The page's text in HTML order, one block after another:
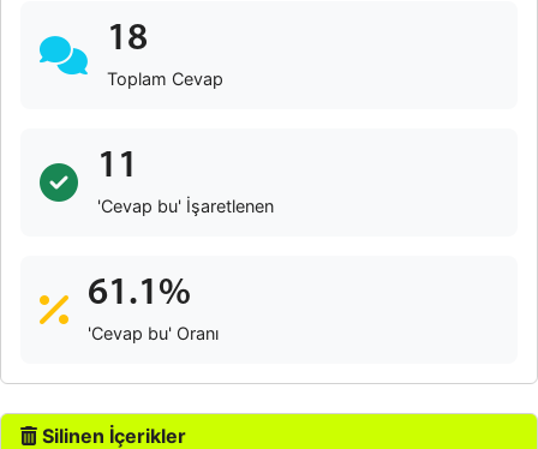
18
Toplam Cevap
11
'Cevap bu' İşaretlenen
61.1%
'Cevap bu' Oranı
Silinen İçerikler